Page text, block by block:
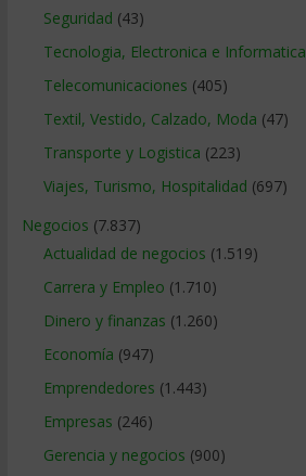
Seguridad (43)
Tecnologia, Electronica e Informatica
Telecomunicaciones (405)
Textil, Vestido, Calzado, Moda (47)
Transporte y Logistica (223)
Viajes, Turismo, Hospitalidad (697)
Negocios (7.837)
Actualidad de negocios (1.519)
Carrera y Empleo (1.710)
Dinero y finanzas (1.260)
Economía (947)
Emprendedores (1.443)
Empresas (246)
Gerencia y negocios (900)